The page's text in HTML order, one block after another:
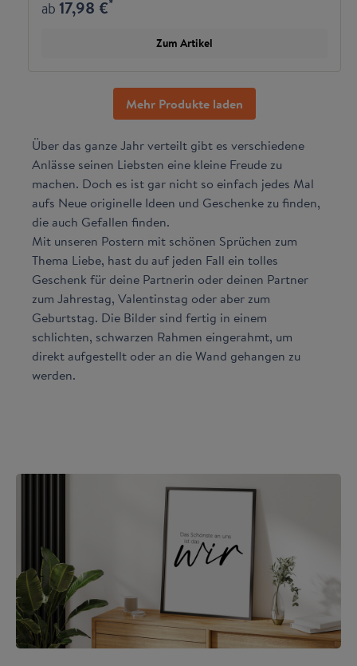
ab17,98 €
Zum Artikel
Mehr Produkte laden
Über das ganze Jahr verteilt gibt es verschiedene
Anlässe seinen Liebsten eine kleine Freude zu
machen. Doch es ist gar nicht so einfach jedes Mal
aufs Neue originelle Ideen und Geschenke zu finden,
die auch Gefallen finden.
Mit unseren Postern mit schönen Sprüchen zum
Thema Liebe, hast du auf jeden Fall ein tolles
Geschenk für deine Partnerin oder deinen Partner
zum Jahrestag, Valentinstag oder aber zum
Geburtstag. Die Bilder sind fertig in einem
schlichten, schwarzen Rahmen eingerahmt, um
direkt aufgestellt oder an die Wand gehangen zu
werden.